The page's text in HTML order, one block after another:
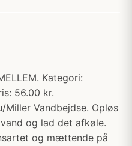
Kategori:
56.00 kr.
Miller Vandbejdse. Opløs
og lad det afkøle.
og mættende på